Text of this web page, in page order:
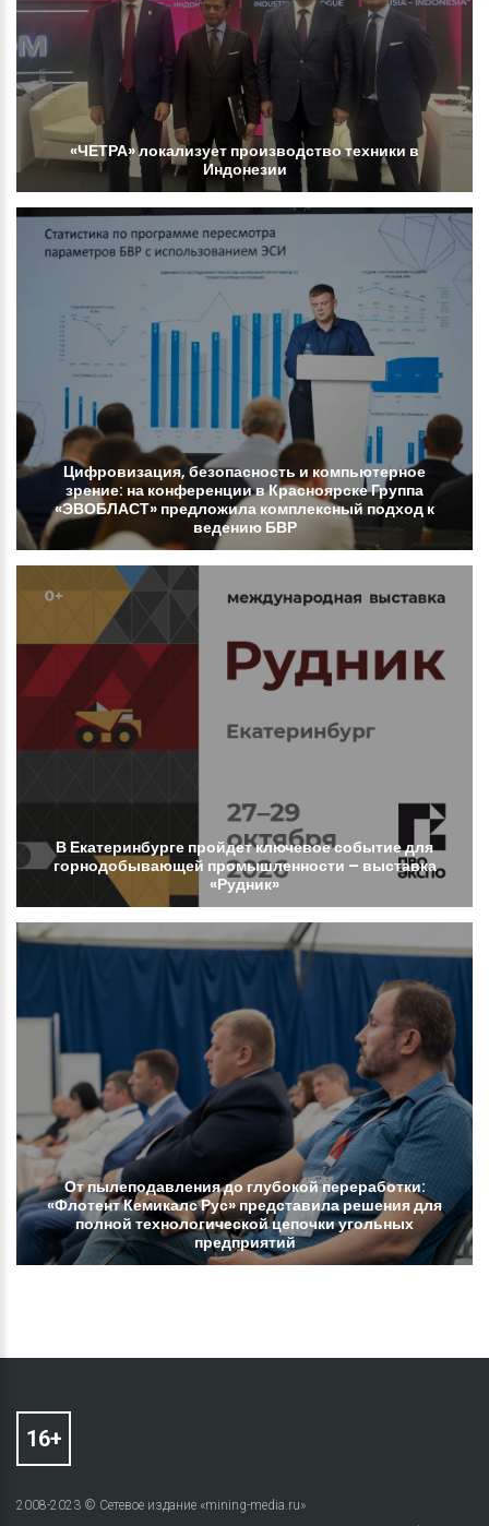
«ЧЕТРА»локализует производствотехники в
Индонезии
Цифровизация, безопасность и компьютерное
зрение: на конференциивКрасноярскеГруппа
«ЭВОБЛАСТ» предложила комплексный подход к
ведению БВР
В Екатеринбурге пройдетключевоесобытиедля
горнодобывающей промышленности – выставка
«Рудник»
Отпылеподавлениядо глубокойпереработки:
«ФлотентКемикалсРус»представиларешениядля
полной технологическойцепочкиугольных
предприятий
2008-2023 © Сетевое издание «mining-media.ru»